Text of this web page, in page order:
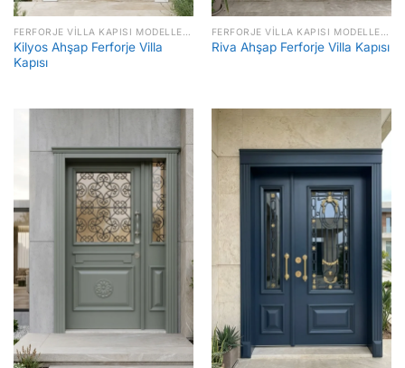
Kilyos Ahşap Ferforje Villa
Kapısı
Riva Ahşap Ferforje Villa Kapısı